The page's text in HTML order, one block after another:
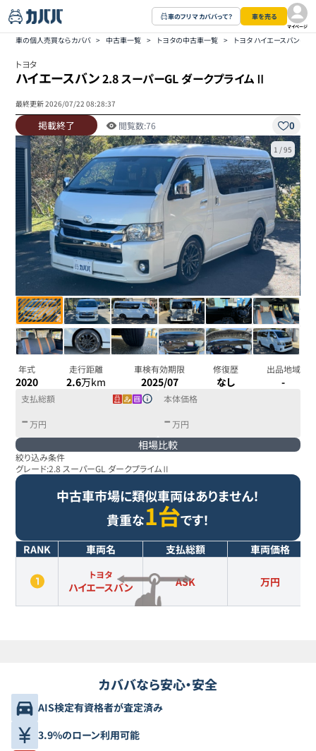
車のフリマ カババって？ 車を売る
マイページ
車の個人売買ならカババ > 中古車一覧 > トヨタの中古車一覧 > トヨタ ハイエースバンの
トヨタ
ハイエースバン2.8 スーパーGL ダークプライムⅡ
最終更新2026/07/22 08:28:37
掲載終了 閲覧数:76 0
1 /95
年式
2020
走行距離
2.6万km
車検有効期限
2025/07
修復歴
なし
出品地域
-
支払総額
- 万円
本体価格
- 万円
相場比較
絞り込み条件
グレード:2.8 スーパーGL ダークプライムⅡ
中古車市場に類似車両はありません！
貴重な1台です！
RANK 車両名 支払総額 車両価格
トヨタ
ハイエースバン ASK 万円
カババなら安心・安全
AIS検定有資格者が査定済み
3.9%のローン利用可能